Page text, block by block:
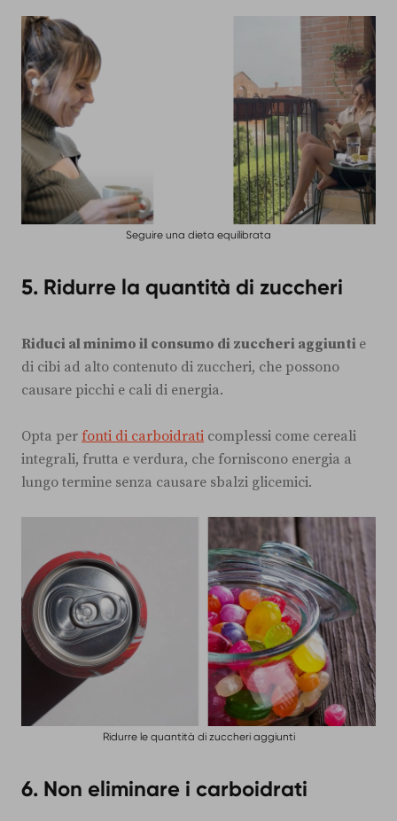
Seguire una dieta equilibrata
5. Ridurre la quantità di zuccheri
Riduci al minimo il consumo di zuccheri aggiunti e
di cibi ad alto contenuto di zuccheri, che possono
causare picchi e cali di energia.
Opta per fonti di carboidrati complessi come cereali
integrali, frutta e verdura, che forniscono energia a
lungo termine senza causare sbalzi glicemici.
Ridurre le quantità di zuccheri aggiunti
6. Non eliminare i carboidrati